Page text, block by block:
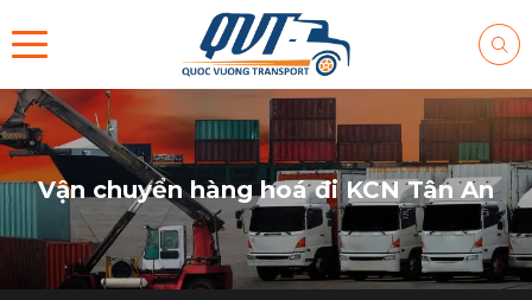
Vận chuyển hàng hoá đi KCN Tân An